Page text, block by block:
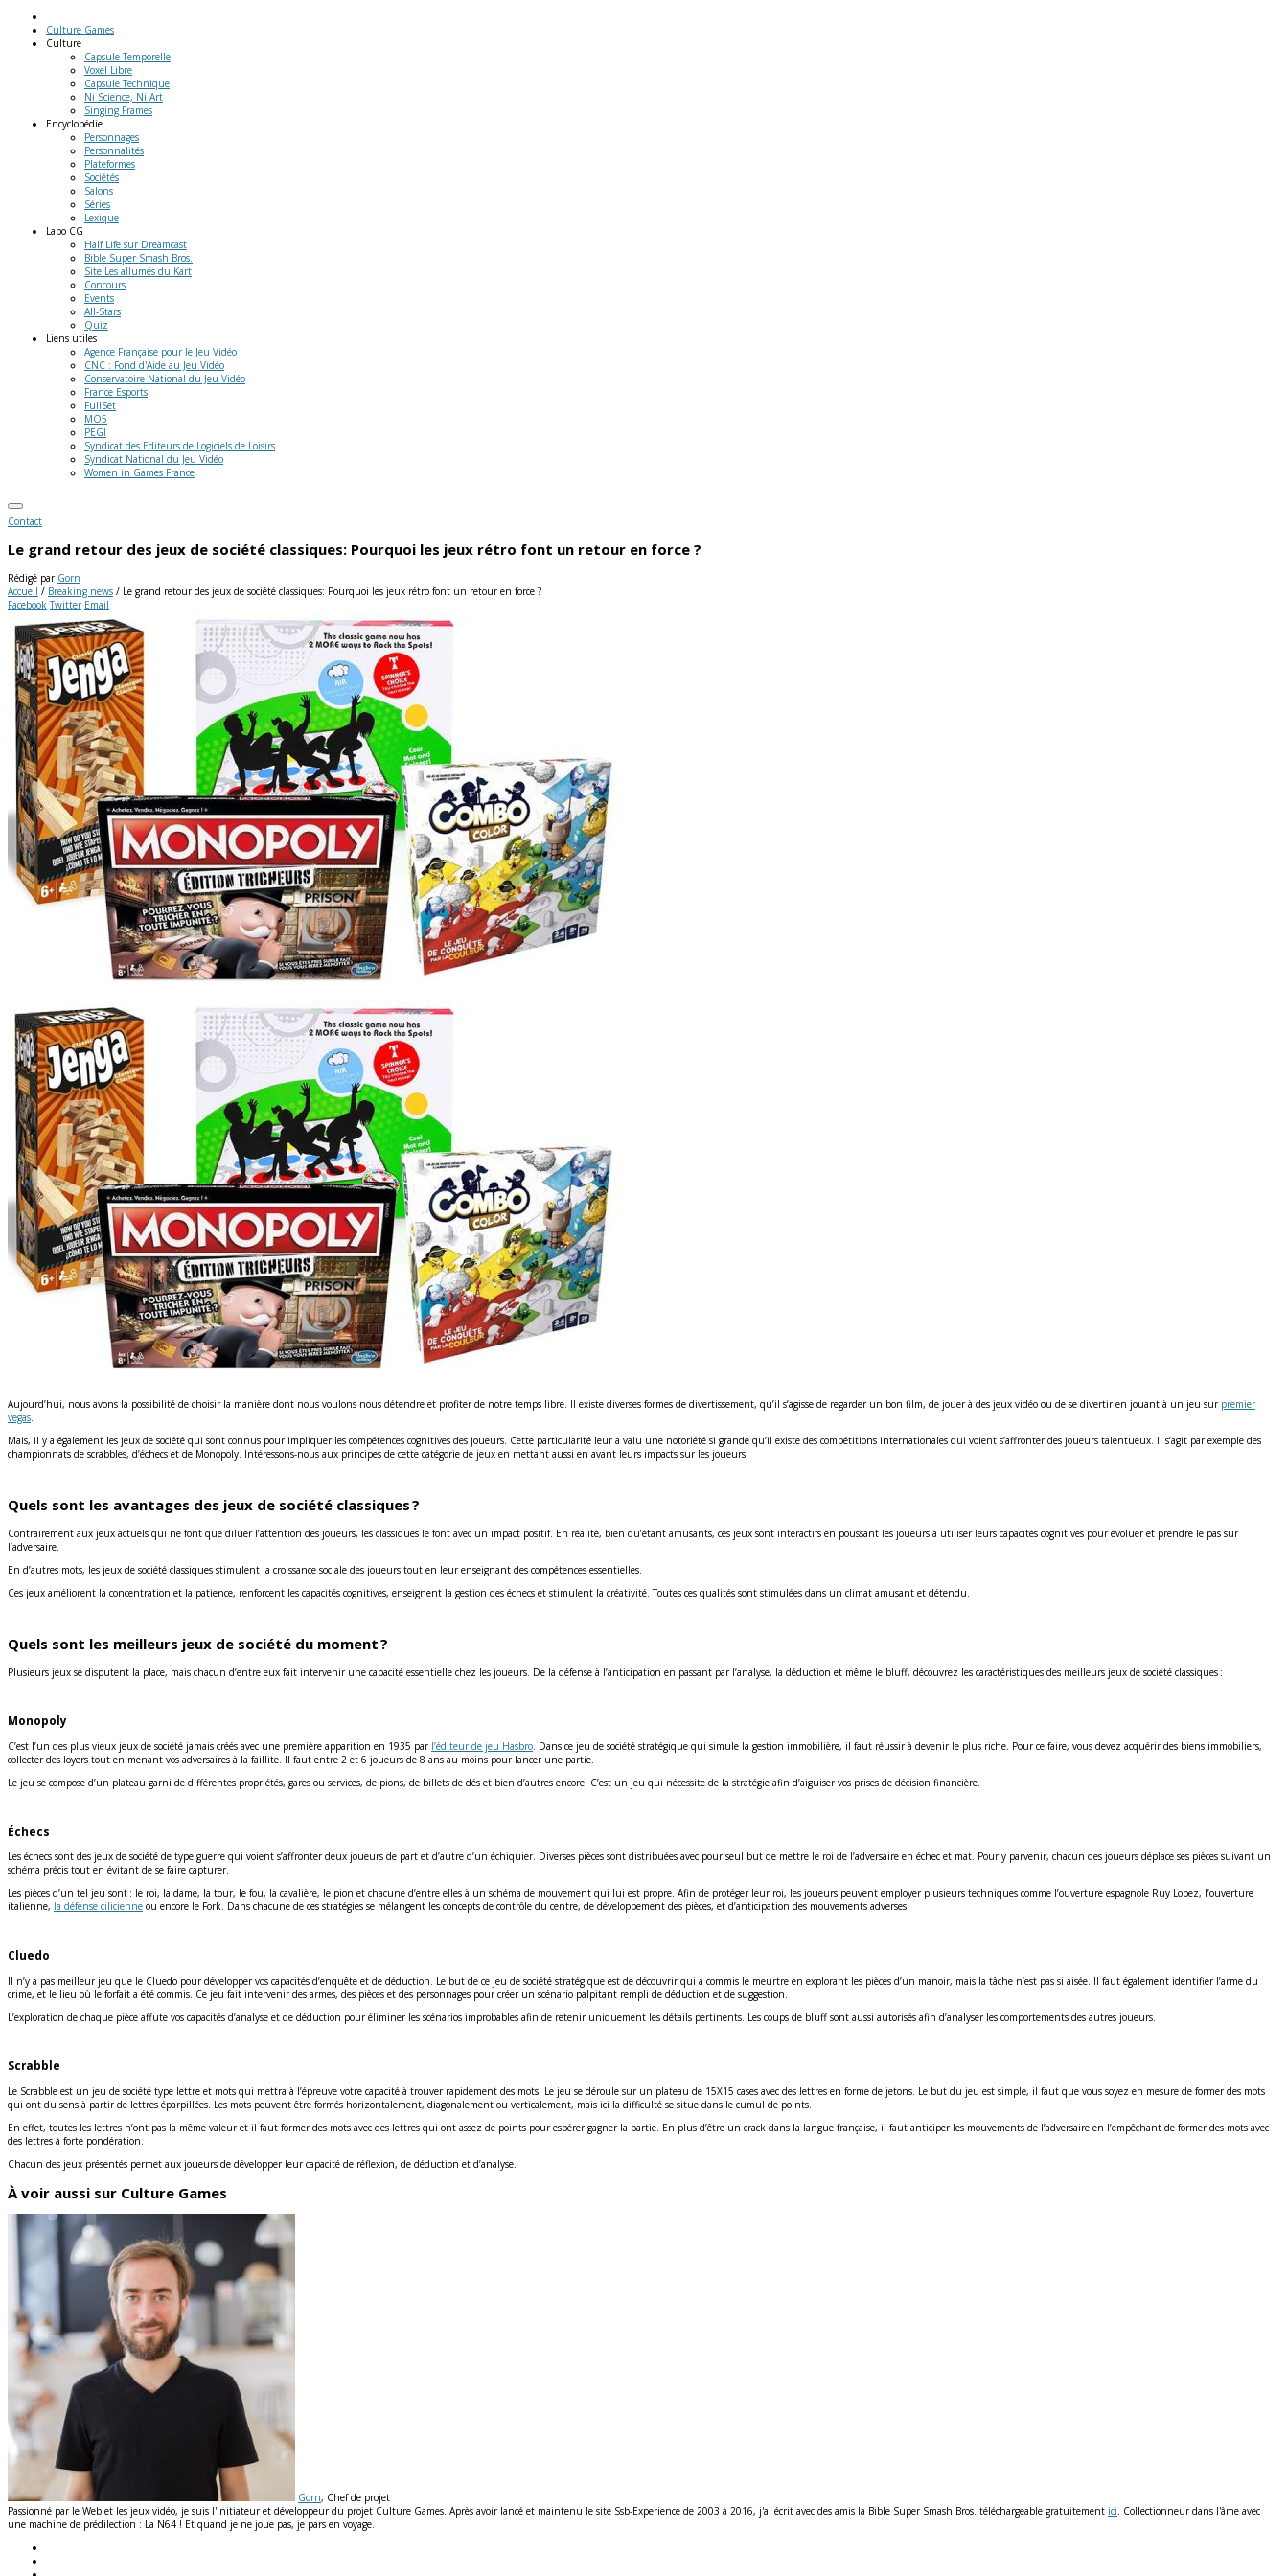
Culture Games
Culture
Capsule Temporelle
Voxel Libre
Capsule Technique
Ni Science, Ni Art
Singing Frames
Encyclopédie
Personnages
Personnalités
Plateformes
Sociétés
Salons
Séries
Lexique
Labo CG
Half Life sur Dreamcast
Bible Super Smash Bros.
Site Les allumés du Kart
Concours
Events
All-Stars
Quiz
Liens utiles
Agence Française pour le Jeu Vidéo
CNC : Fond d'Aide au Jeu Vidéo
Conservatoire National du Jeu Vidéo
France Esports
FullSet
MO5
PEGI
Syndicat des Editeurs de Logiciels de Loisirs
Syndicat National du Jeu Vidéo
Women in Games France
Contact
Le grand retour des jeux de société classiques: Pourquoi les jeux rétro font un retour en force ?
Rédigé par Gorn
Accueil / Breaking news / Le grand retour des jeux de société classiques: Pourquoi les jeux rétro font un retour en force ?
Facebook Twitter Email
Aujourd’hui, nous avons la possibilité de choisir la manière dont nous voulons nous détendre et profiter de notre temps libre. Il existe diverses formes de divertissement, qu’il s’agisse de regarder un bon film, de jouer à des jeux vidéo ou de se divertir en jouant à un jeu sur premier
vegas.
Mais, il y a également les jeux de société qui sont connus pour impliquer les compétences cognitives des joueurs. Cette particularité leur a valu une notoriété si grande qu’il existe des compétitions internationales qui voient s’affronter des joueurs talentueux. Il s’agit par exemple des
championnats de scrabbles, d’échecs et de Monopoly. Intéressons-nous aux principes de cette catégorie de jeux en mettant aussi en avant leurs impacts sur les joueurs.
Quels sont les avantages des jeux de société classiques ?
Contrairement aux jeux actuels qui ne font que diluer l’attention des joueurs, les classiques le font avec un impact positif. En réalité, bien qu’étant amusants, ces jeux sont interactifs en poussant les joueurs à utiliser leurs capacités cognitives pour évoluer et prendre le pas sur
l’adversaire.
En d’autres mots, les jeux de société classiques stimulent la croissance sociale des joueurs tout en leur enseignant des compétences essentielles.
Ces jeux améliorent la concentration et la patience, renforcent les capacités cognitives, enseignent la gestion des échecs et stimulent la créativité. Toutes ces qualités sont stimulées dans un climat amusant et détendu.
Quels sont les meilleurs jeux de société du moment ?
Plusieurs jeux se disputent la place, mais chacun d’entre eux fait intervenir une capacité essentielle chez les joueurs. De la défense à l’anticipation en passant par l’analyse, la déduction et même le bluff, découvrez les caractéristiques des meilleurs jeux de société classiques :
Monopoly
C’est l’un des plus vieux jeux de société jamais créés avec une première apparition en 1935 par l’éditeur de jeu Hasbro. Dans ce jeu de société stratégique qui simule la gestion immobilière, il faut réussir à devenir le plus riche. Pour ce faire, vous devez acquérir des biens immobiliers,
collecter des loyers tout en menant vos adversaires à la faillite. Il faut entre 2 et 6 joueurs de 8 ans au moins pour lancer une partie.
Le jeu se compose d’un plateau garni de différentes propriétés, gares ou services, de pions, de billets de dés et bien d’autres encore. C’est un jeu qui nécessite de la stratégie afin d’aiguiser vos prises de décision financière.
Échecs
Les échecs sont des jeux de société de type guerre qui voient s’affronter deux joueurs de part et d’autre d’un échiquier. Diverses pièces sont distribuées avec pour seul but de mettre le roi de l’adversaire en échec et mat. Pour y parvenir, chacun des joueurs déplace ses pièces suivant un
schéma précis tout en évitant de se faire capturer.
Les pièces d’un tel jeu sont : le roi, la dame, la tour, le fou, la cavalière, le pion et chacune d’entre elles à un schéma de mouvement qui lui est propre. Afin de protéger leur roi, les joueurs peuvent employer plusieurs techniques comme l’ouverture espagnole Ruy Lopez, l’ouverture
italienne, la défense cilicienne ou encore le Fork. Dans chacune de ces stratégies se mélangent les concepts de contrôle du centre, de développement des pièces, et d’anticipation des mouvements adverses.
Cluedo
Il n’y a pas meilleur jeu que le Cluedo pour développer vos capacités d’enquête et de déduction. Le but de ce jeu de société stratégique est de découvrir qui a commis le meurtre en explorant les pièces d’un manoir, mais la tâche n’est pas si aisée. Il faut également identifier l’arme du
crime, et le lieu où le forfait a été commis. Ce jeu fait intervenir des armes, des pièces et des personnages pour créer un scénario palpitant rempli de déduction et de suggestion.
L’exploration de chaque pièce affute vos capacités d’analyse et de déduction pour éliminer les scénarios improbables afin de retenir uniquement les détails pertinents. Les coups de bluff sont aussi autorisés afin d’analyser les comportements des autres joueurs.
Scrabble
Le Scrabble est un jeu de société type lettre et mots qui mettra à l’épreuve votre capacité à trouver rapidement des mots. Le jeu se déroule sur un plateau de 15X15 cases avec des lettres en forme de jetons. Le but du jeu est simple, il faut que vous soyez en mesure de former des mots
qui ont du sens à partir de lettres éparpillées. Les mots peuvent être formés horizontalement, diagonalement ou verticalement, mais ici la difficulté se situe dans le cumul de points.
En effet, toutes les lettres n’ont pas la même valeur et il faut former des mots avec des lettres qui ont assez de points pour espérer gagner la partie. En plus d’être un crack dans la langue française, il faut anticiper les mouvements de l’adversaire en l’empêchant de former des mots avec
des lettres à forte pondération.
Chacun des jeux présentés permet aux joueurs de développer leur capacité de réflexion, de déduction et d’analyse.
À voir aussi sur Culture Games
Gorn, Chef de projet
Passionné par le Web et les jeux vidéo, je suis l'initiateur et développeur du projet Culture Games. Après avoir lancé et maintenu le site Ssb-Experience de 2003 à 2016, j'ai écrit avec des amis la Bible Super Smash Bros. téléchargeable gratuitement ici. Collectionneur dans l'âme avec
une machine de prédilection : La N64 ! Et quand je ne joue pas, je pars en voyage.